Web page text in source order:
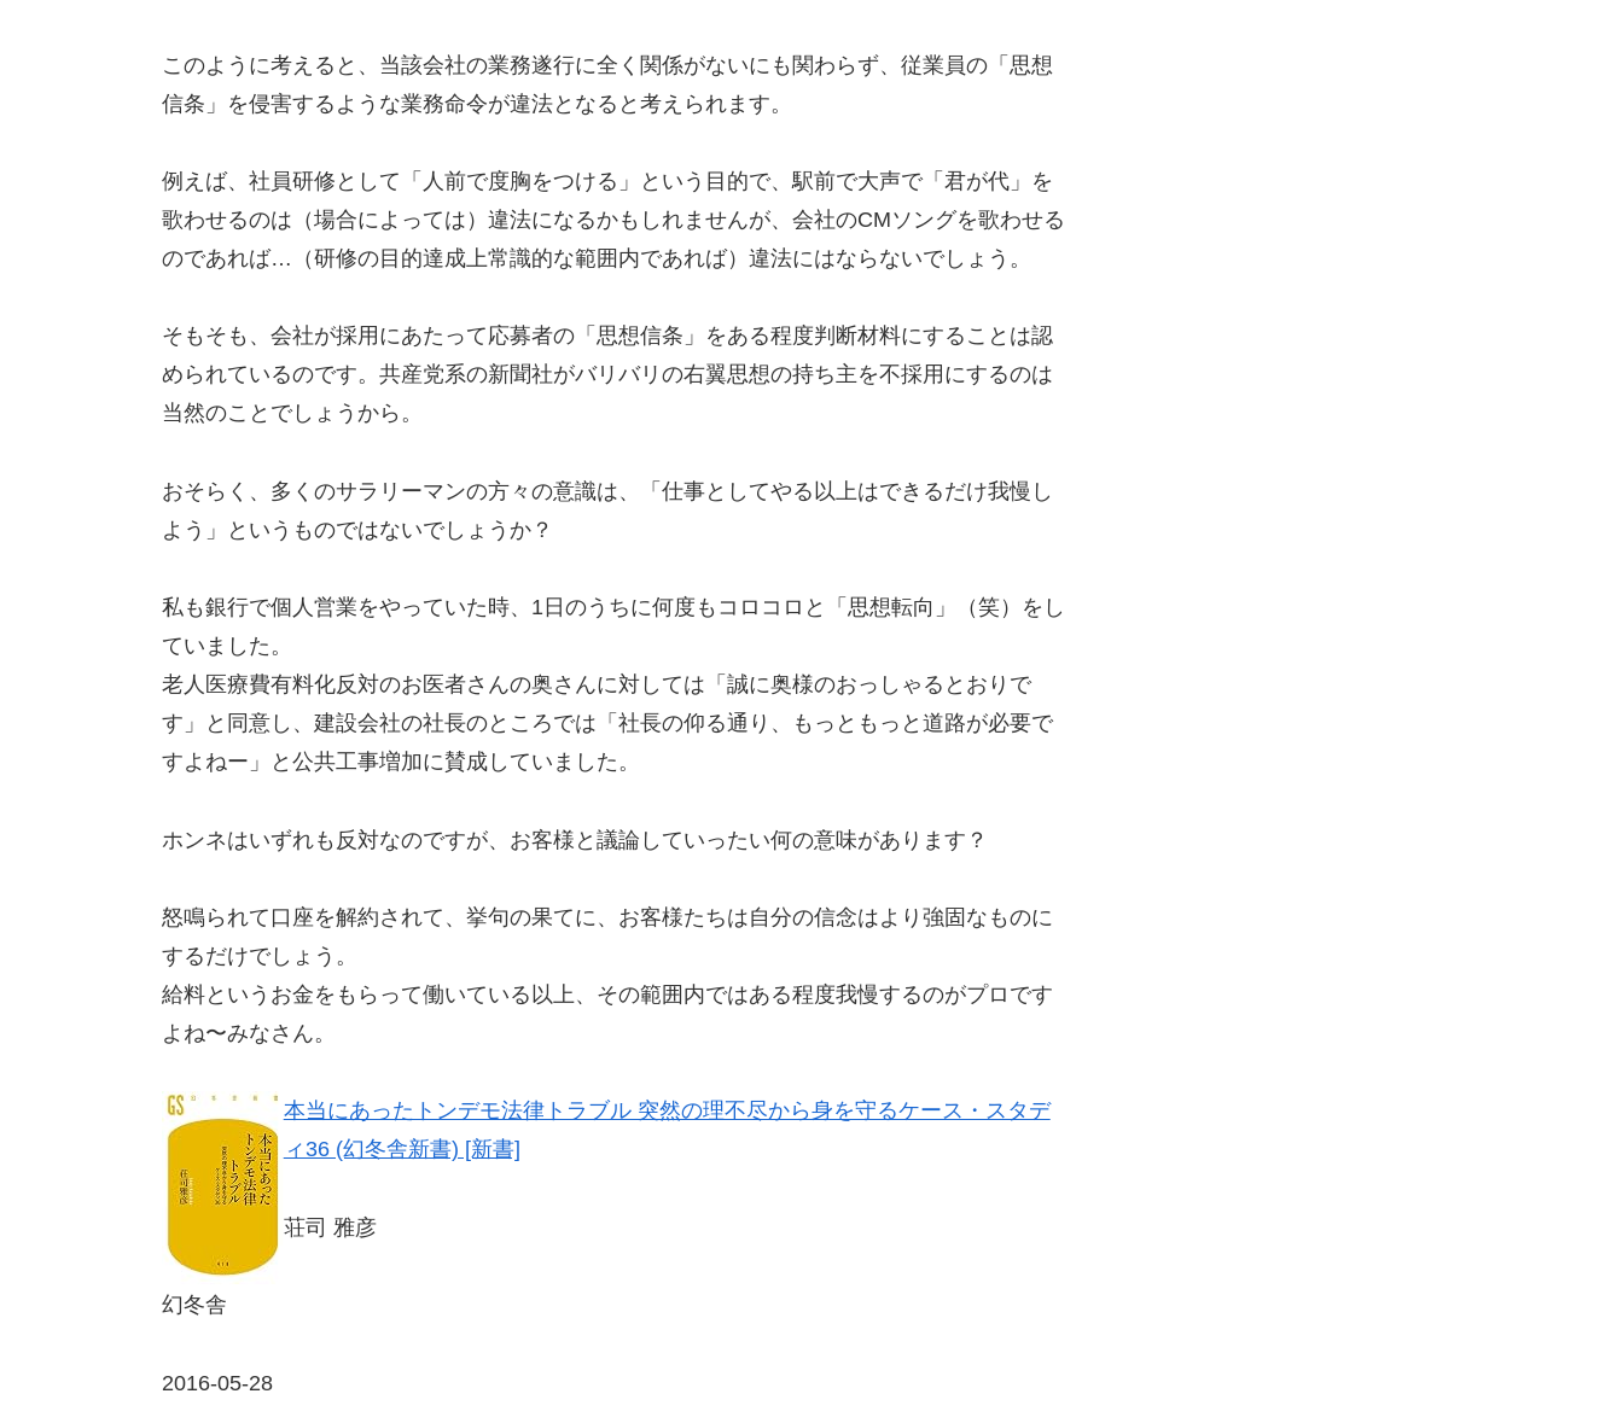
このように考えると、当該会社の業務遂行に全く関係がないにも関わらず、従業員の「思想
信条」を侵害するような業務命令が違法となると考えられます。
例えば、社員研修として「人前で度胸をつける」という目的で、駅前で大声で「君が代」を
歌わせるのは（場合によっては）違法になるかもしれませんが、会社のCMソングを歌わせる
のであれば…（研修の目的達成上常識的な範囲内であれば）違法にはならないでしょう。
そもそも、会社が採用にあたって応募者の「思想信条」をある程度判断材料にすることは認
められているのです。共産党系の新聞社がバリバリの右翼思想の持ち主を不採用にするのは
当然のことでしょうから。
おそらく、多くのサラリーマンの方々の意識は、「仕事としてやる以上はできるだけ我慢し
よう」というものではないでしょうか？
私も銀行で個人営業をやっていた時、1日のうちに何度もコロコロと「思想転向」（笑）をし
ていました。
老人医療費有料化反対のお医者さんの奥さんに対しては「誠に奥様のおっしゃるとおりで
す」と同意し、建設会社の社長のところでは「社長の仰る通り、もっともっと道路が必要で
すよねー」と公共工事増加に賛成していました。
ホンネはいずれも反対なのですが、お客様と議論していったい何の意味があります？
怒鳴られて口座を解約されて、挙句の果てに、お客様たちは自分の信念はより強固なものに
するだけでしょう。
給料というお金をもらって働いている以上、その範囲内ではある程度我慢するのがプロです
よね〜みなさん。
本当にあったトンデモ法律トラブル 突然の理不尽から身を守るケース・スタデ
ィ36 (幻冬舎新書) [新書]
荘司 雅彦
幻冬舎
2016-05-28